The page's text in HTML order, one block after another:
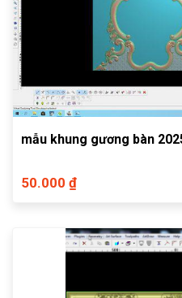
mẫu khung gương bàn
50.000 ₫